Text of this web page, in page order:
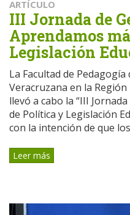
ARTÍCULO
III Jornada de
Aprendamos
Legislación
La Facultad de
Veracruzana en la
llevó a cabo la “III
de Política y Legislación
con la intención de que
Leer más